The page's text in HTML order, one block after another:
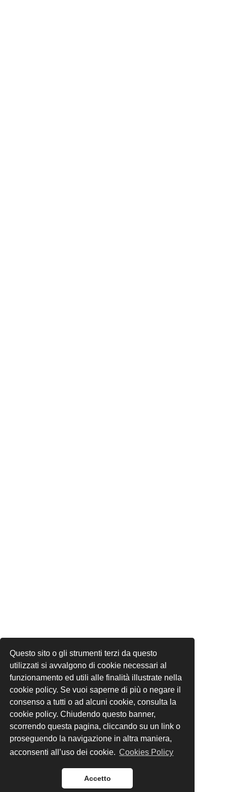
Questo sito o gli strumenti terzi da questo
utilizzati si avvalgono di cookie necessari al
funzionamento ed utili alle finalità illustrate nella
cookie policy. Se vuoi saperne di più o negare il
consenso a tutti o ad alcuni cookie, consulta la
cookie policy. Chiudendo questo banner,
scorrendo questa pagina, cliccando su un link o
proseguendo la navigazione in altra maniera,
acconsenti all’uso dei cookie. Cookies Policy
Accetto